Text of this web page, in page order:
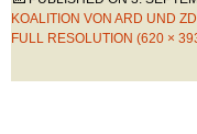
KOALITION VON ARD UND
FULL RESOLUTION (620 ×